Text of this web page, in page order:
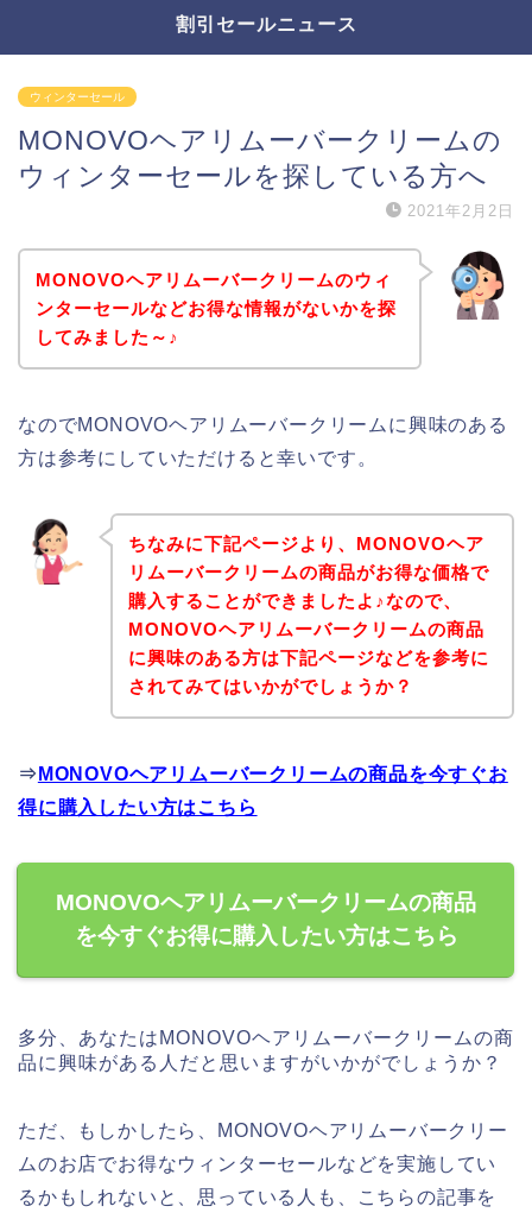
割引セールニュース
ウィンターセール
MONOVOヘアリムーバークリームの
ウィンターセールを探している方へ
2021年2月2日
MONOVOヘアリムーバークリームのウィ
ンターセールなどお得な情報がないかを探
してみました～♪
なのでMONOVOヘアリムーバークリームに興味のある
方は参考にしていただけると幸いです。
ちなみに下記ページより、MONOVOヘア
リムーバークリームの商品がお得な価格で
購入することができましたよ♪なので、
MONOVOヘアリムーバークリームの商品
に興味のある方は下記ページなどを参考に
されてみてはいかがでしょうか？
⇒ MONOVOヘアリムーバークリームの商品を今すぐお
得に購入したい方はこちら
MONOVOヘアリムーバークリームの商品
を今すぐお得に購入したい方はこちら
多分、あなたはMONOVOヘアリムーバークリームの商
品に興味がある人だと思いますがいかがでしょうか？
ただ、もしかしたら、MONOVOヘアリムーバークリー
ムのお店でお得なウィンターセールなどを実施してい
るかもしれないと、思っている人も、こちらの記事を